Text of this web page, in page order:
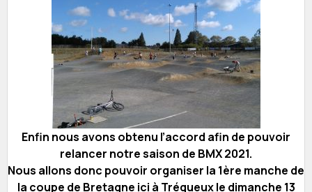
Enfin nous avons obtenu l’accord afin de pouvoir
relancer notre saison de BMX 2021.
Nous allons donc pouvoir organiser la 1ère manche de
la coupe de Bretagne ici à Trégueux le dimanche 13